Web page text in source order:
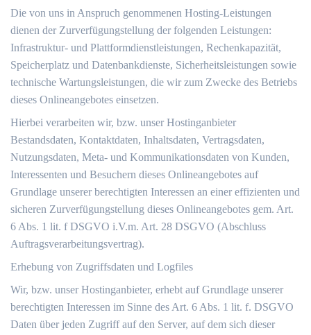
Die von uns in Anspruch genommenen Hosting-Leistungen
dienen der Zurverfügungstellung der folgenden Leistungen:
Infrastruktur- und Plattformdienstleistungen, Rechenkapazität,
Speicherplatz und Datenbankdienste, Sicherheitsleistungen sowie
technische Wartungsleistungen, die wir zum Zwecke des Betriebs
dieses Onlineangebotes einsetzen.
Hierbei verarbeiten wir, bzw. unser Hostinganbieter
Bestandsdaten, Kontaktdaten, Inhaltsdaten, Vertragsdaten,
Nutzungsdaten, Meta- und Kommunikationsdaten von Kunden,
Interessenten und Besuchern dieses Onlineangebotes auf
Grundlage unserer berechtigten Interessen an einer effizienten und
sicheren Zurverfügungstellung dieses Onlineangebotes gem. Art.
6 Abs. 1 lit. f DSGVO i.V.m. Art. 28 DSGVO (Abschluss
Auftragsverarbeitungsvertrag).
Erhebung von Zugriffsdaten und Logfiles
Wir, bzw. unser Hostinganbieter, erhebt auf Grundlage unserer
berechtigten Interessen im Sinne des Art. 6 Abs. 1 lit. f. DSGVO
Daten über jeden Zugriff auf den Server, auf dem sich dieser